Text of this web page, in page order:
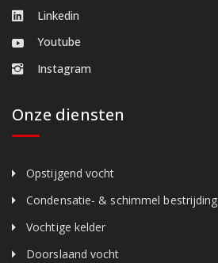
Linkedin
Youtube
Instagram
Onze diensten
Opstijgend vocht
Condensatie- & schimmel bestrijding
Vochtige kelder
Doorslaand vocht